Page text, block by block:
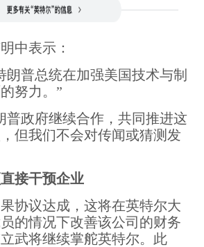
中表示：
朗普总统在加强美国技术与制
努力。”
普政府继续合作，共同推进这
但我们不会对传闻或猜测发
接干预企业
协议达成，这将在英特尔大
的情况下改善该公司的财务
武将继续掌舵英特尔。此